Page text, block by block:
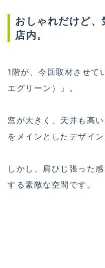
おしゃれだけど、
店内。
1階が、今回取材させて
エグリーン）」。
窓が大きく、天井も高
をメインとしたデザイ
しかし、肩ひじ張った
する素敵な空間です。